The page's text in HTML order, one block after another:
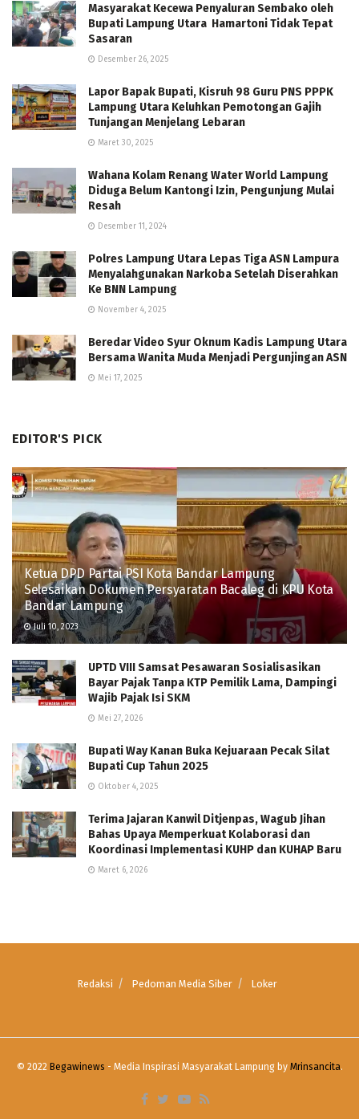
Masyarakat Kecewa Penyaluran Sembako oleh
Bupati Lampung Utara Hamartoni Tidak Tepat
Sasaran
Desember 26, 2025
Lapor Bapak Bupati, Kisruh 98 Guru PNS PPPK
Lampung Utara Keluhkan Pemotongan Gajih
Tunjangan Menjelang Lebaran
Maret 30, 2025
Wahana Kolam Renang Water World Lampung
Diduga Belum Kantongi Izin, Pengunjung Mulai
Resah
Desember 11, 2024
Polres Lampung Utara Lepas Tiga ASN Lampura
Menyalahgunakan Narkoba Setelah Diserahkan
Ke BNN Lampung
November 4, 2025
Beredar Video Syur Oknum Kadis Lampung Utara
Bersama Wanita Muda Menjadi Pergunjingan ASN
Mei 17, 2025
EDITOR'S PICK
Ketua DPD Partai PSI Kota Bandar Lampung
Selesaikan Dokumen Persyaratan Bacaleg di KPU Kota
Bandar Lampung
Juli 10, 2023
UPTD VIII Samsat Pesawaran Sosialisasikan
Bayar Pajak Tanpa KTP Pemilik Lama, Dampingi
Wajib Pajak Isi SKM
Mei 27, 2026
Bupati Way Kanan Buka Kejuaraan Pecak Silat
Bupati Cup Tahun 2025
Oktober 4, 2025
Terima Jajaran Kanwil Ditjenpas, Wagub Jihan
Bahas Upaya Memperkuat Kolaborasi dan
Koordinasi Implementasi KUHP dan KUHAP Baru
Maret 6, 2026
Redaksi Pedoman Media Siber Loker
© 2022 Begawinews - Media Inspirasi Masyarakat Lampung by Mrinsancita.